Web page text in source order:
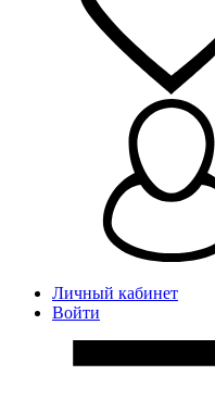
Личный кабинет
Войти